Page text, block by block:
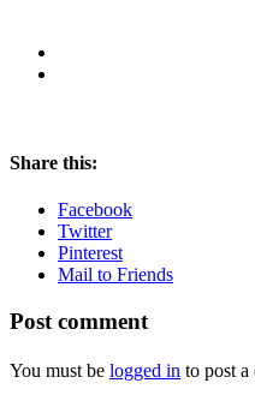
Share this:
Facebook
Twitter
Pinterest
Mail to Friends
Post comment
You must be logged in to post a